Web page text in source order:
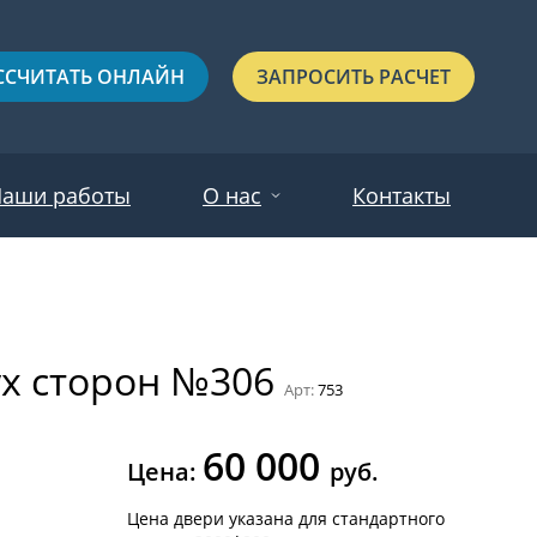
ОНЛАЙН ЗАПРОСИТЬ РАСЧЕТ
Черные
работы О нас Контакты
сторон №306 Арт:753
Цена: 60 000 руб.
Цена двери указана для стандартного